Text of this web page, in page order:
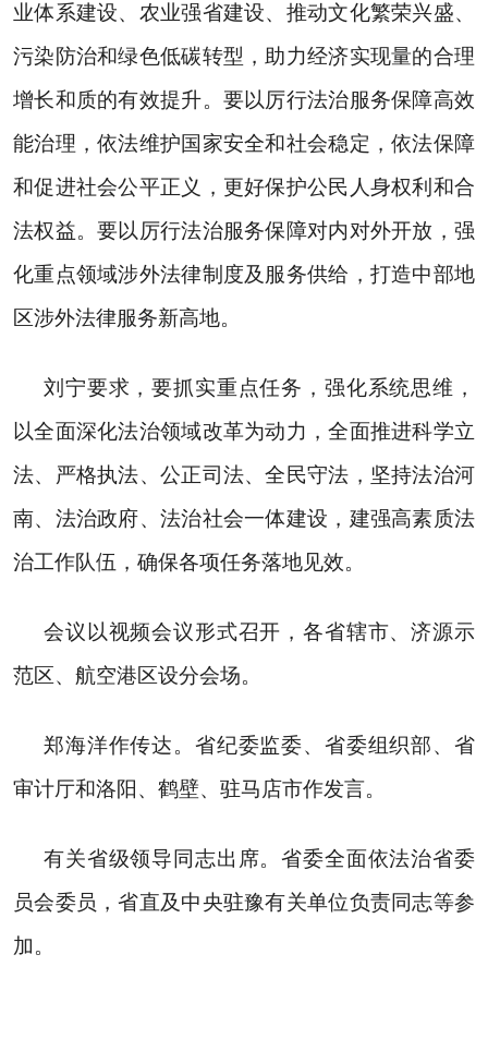
业体系建设、农业强省建设、推动文化繁荣兴盛、
污染防治和绿色低碳转型，助力经济实现量的合理
增长和质的有效提升。要以厉行法治服务保障高效
能治理，依法维护国家安全和社会稳定，依法保障
和促进社会公平正义，更好保护公民人身权利和合
法权益。要以厉行法治服务保障对内对外开放，强
化重点领域涉外法律制度及服务供给，打造中部地
区涉外法律服务新高地。
刘宁要求，要抓实重点任务，强化系统思维，
以全面深化法治领域改革为动力，全面推进科学立
法、严格执法、公正司法、全民守法，坚持法治河
南、法治政府、法治社会一体建设，建强高素质法
治工作队伍，确保各项任务落地见效。
会议以视频会议形式召开，各省辖市、济源示
范区、航空港区设分会场。
郑海洋作传达。省纪委监委、省委组织部、省
审计厅和洛阳、鹤壁、驻马店市作发言。
有关省级领导同志出席。省委全面依法治省委
员会委员，省直及中央驻豫有关单位负责同志等参
加。